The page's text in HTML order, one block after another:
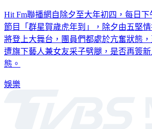
Hit Fm聯播網自除夕至大年初四，每日下
節目「群星賀歲虎年到」，除夕由五堅
將登上大舞台，團員們都處於亢奮狀態
遭旗下藝人兼女友采子劈腿，是否再簽
態。
娛樂